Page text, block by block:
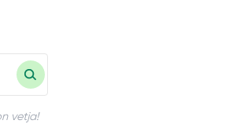
vetja!